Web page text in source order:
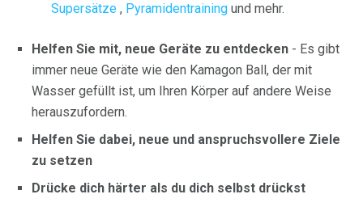
Supersätze , Pyramidentraining und mehr.
Helfen Sie mit, neue Geräte zu entdecken - Es gibt
immer neue Geräte wie den Kamagon Ball, der mit
Wasser gefüllt ist, um Ihren Körper auf andere Weise
herauszufordern.
Helfen Sie dabei, neue und anspruchsvollere Ziele
zu setzen
Drücke dich härter als du dich selbst drückst